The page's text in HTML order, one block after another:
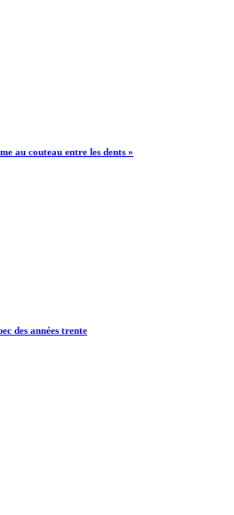
au couteau entre les dents »
des années trente